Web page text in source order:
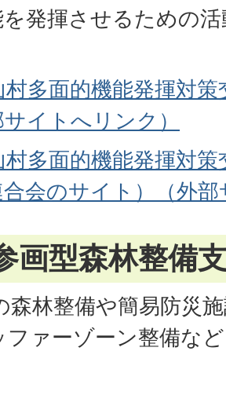
を発揮させるための
村多面的機能発揮対
イトへリンク）
村多面的機能発揮対
会のサイト）（外
画型森林整備
森林整備や簡易防災
ファーゾーン整備な